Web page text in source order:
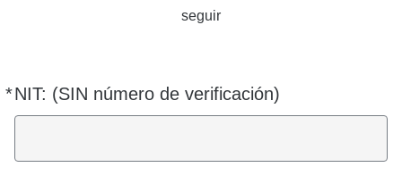
seguir
*NIT: (SIN número de verificación)
Requerido